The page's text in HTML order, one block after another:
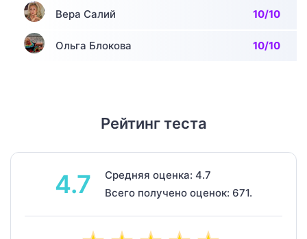
Вера Салий 10/10
Ольга Блокова 10/10
Рейтинг теста
4.7
Средняя оценка: 4.7
Всего получено оценок: 671.